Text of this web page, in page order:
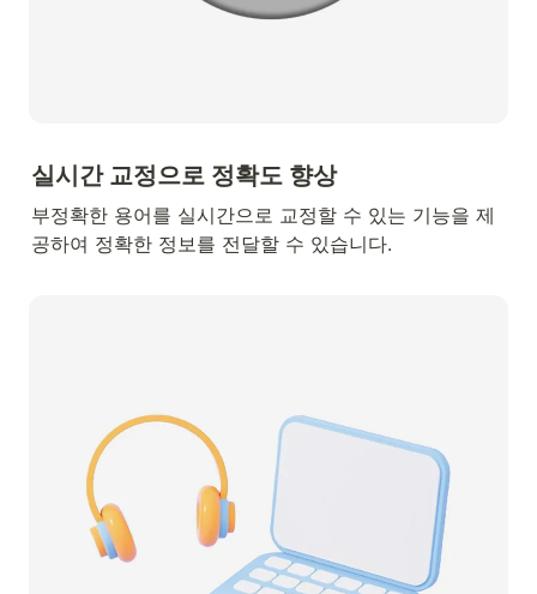
실시간 교정으로 정확도 향상
부정확한 용어를 실시간으로 교정할 수 있는 기능을 제
공하여 정확한 정보를 전달할 수 있습니다.